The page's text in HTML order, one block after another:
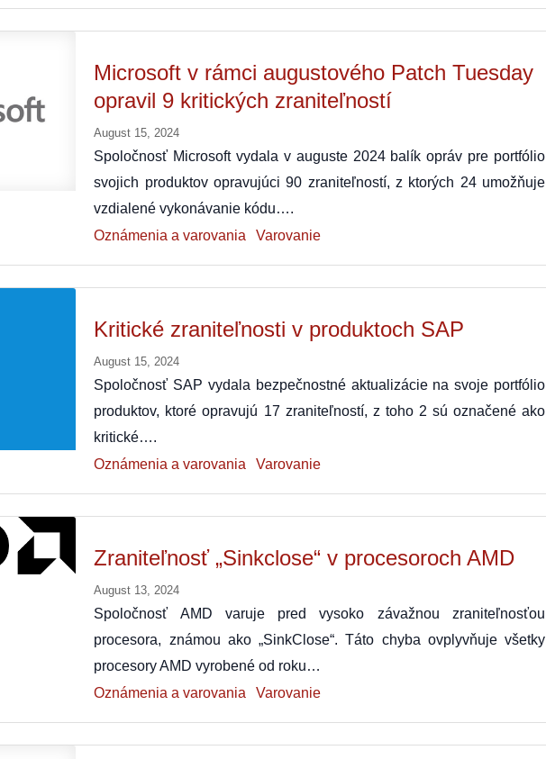
Microsoft v rámci augustového Patch Tuesday
opravil 9 kritických zraniteľností
August 15, 2024
Spoločnosť Microsoft vydala v auguste 2024 balík opráv pre portfólio
svojich produktov opravujúci 90 zraniteľností, z ktorých 24 umožňuje
vzdialené vykonávanie kódu….
Oznámenia a varovania
Varovanie
Kritické zraniteľnosti v produktoch SAP
August 15, 2024
Spoločnosť SAP vydala bezpečnostné aktualizácie na svoje portfólio
produktov, ktoré opravujú 17 zraniteľností, z toho 2 sú označené ako
kritické….
Oznámenia a varovania
Varovanie
Zraniteľnosť „Sinkclose“ v procesoroch AMD
August 13, 2024
Spoločnosť AMD varuje pred vysoko závažnou zraniteľnosťou
procesora, známou ako „SinkClose“. Táto chyba ovplyvňuje všetky
procesory AMD vyrobené od roku…
Oznámenia a varovania
Varovanie